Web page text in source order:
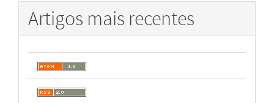
Artigos mais recentes